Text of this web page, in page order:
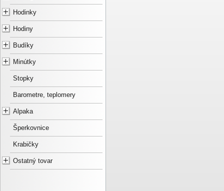
Hodinky
Hodiny
Budíky
Minútky
Stopky
Barometre, teplomery
Alpaka
Šperkovnice
Krabičky
Ostatný tovar